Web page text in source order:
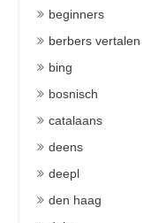
beginners
berbers vertalen
bing
bosnisch
catalaans
deens
deepl
den haag